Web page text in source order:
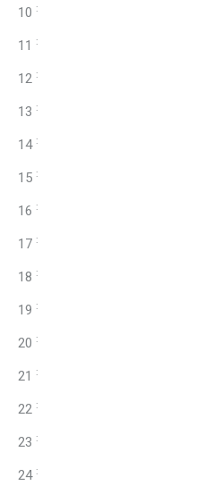
10 :
11 :
12 :
13 :
14 :
15 :
16 :
17 :
18 :
19 :
20 :
21 :
22 :
23 :
24 :